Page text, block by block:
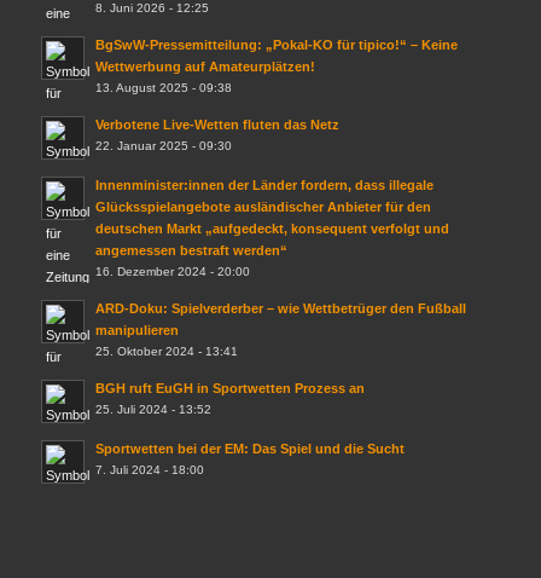
8. Juni 2026 - 12:25
BgSwW-Pressemitteilung: „Pokal-KO für tipico!“ – Keine
Wettwerbung auf Amateurplätzen!
13. August 2025 - 09:38
Verbotene Live-Wetten fluten das Netz
22. Januar 2025 - 09:30
Innenminister:innen der Länder fordern, dass illegale
Glücksspielangebote ausländischer Anbieter für den
deutschen Markt „aufgedeckt, konsequent verfolgt und
angemessen bestraft werden“
16. Dezember 2024 - 20:00
ARD-Doku: Spielverderber – wie Wettbetrüger den Fußball
manipulieren
25. Oktober 2024 - 13:41
BGH ruft EuGH in Sportwetten Prozess an
25. Juli 2024 - 13:52
Sportwetten bei der EM: Das Spiel und die Sucht
7. Juli 2024 - 18:00